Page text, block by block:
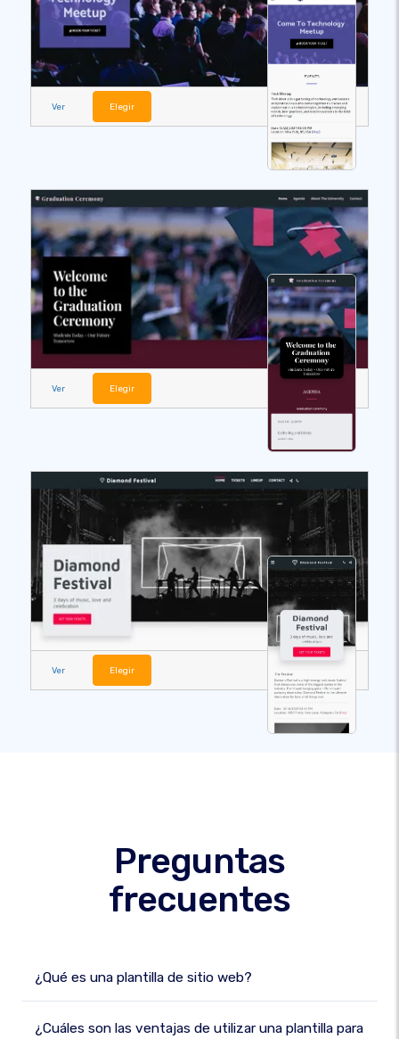
Ver Elegir
Ver Elegir
Ver Elegir
Preguntas
frecuentes
¿Qué es una plantilla de sitio web?
¿Cuáles son las ventajas de utilizar una plantilla para